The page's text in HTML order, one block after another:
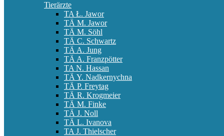
Tierärzte
TA Ł. Jawor
TÄ M. Jawor
TÄ M. Söhl
TÄ C. Schwartz
TÄ A. Jung
TÄ A. Franzpötter
TA N. Hassan
TÄ Y. Nadkernychna
TÄ P. Freytag
TÄ R. Krogmeier
TÄ M. Finke
TÄ J. Noll
TÄ L. Ivanova
TA J. Thielscher